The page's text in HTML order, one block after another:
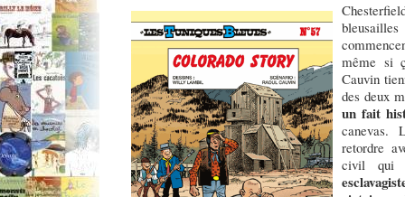
même si
Cauvin
des deux
un fait
canevas.
retordre
civil qui